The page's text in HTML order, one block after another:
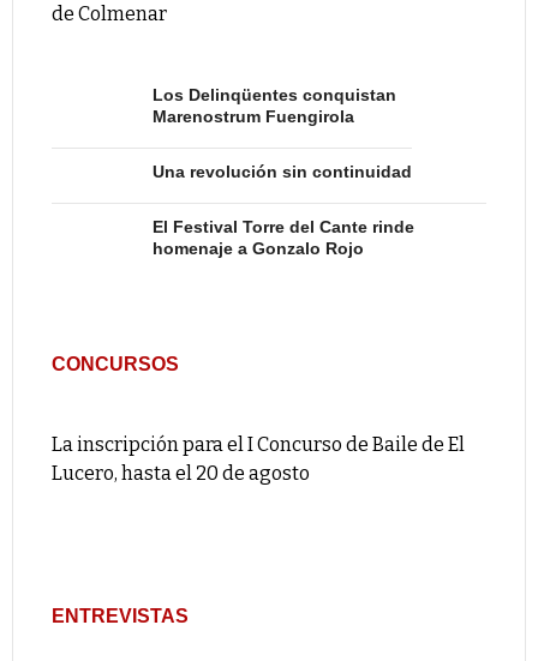
de Colmenar
Los Delinqüentes conquistan
Marenostrum Fuengirola
Una revolución sin continuidad
El Festival Torre del Cante rinde
homenaje a Gonzalo Rojo
CONCURSOS
La inscripción para el I Concurso de Baile de El
Lucero, hasta el 20 de agosto
ENTREVISTAS